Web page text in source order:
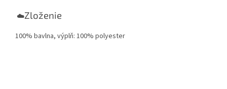
☁️Zloženie
100% bavlna, výplň: 100% polyester